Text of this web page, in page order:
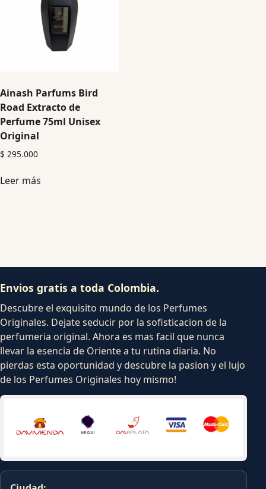
Ainash Parfums Bird
Road Extracto de
Perfume 75ml Unisex
Original
$ 295.000
Leer más
Envios gratis a toda Colombia.
Descubre el exquisito mundo de los Perfumes
Originales. Dejate seducir por la sofisticacion de la
perfumeria original. Ahora es mas facil que nunca
llevar la esencia de Oriente a tu rutina diaria. No
pierdas esta oportunidad y descubre la pasion y el lujo
de los Perfumes Originales hoy mismo!